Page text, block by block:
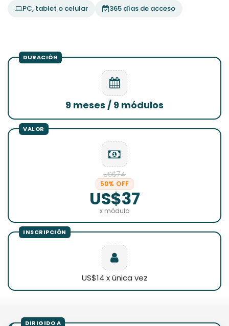
PC, tablet o celular
365 días de acceso
9 meses / 9 módulos
US$74
50% OFF
US$37
x módulo
US$14 x única vez